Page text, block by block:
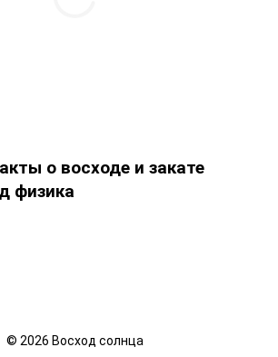
о восходе и закате
физика
© 2026 Восход солнца